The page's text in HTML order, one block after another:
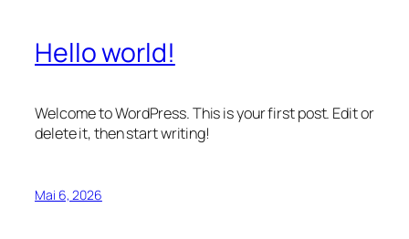
Hello world!
Welcome to WordPress. This is your first post. Edit or
delete it, then start writing!
Mai 6, 2026